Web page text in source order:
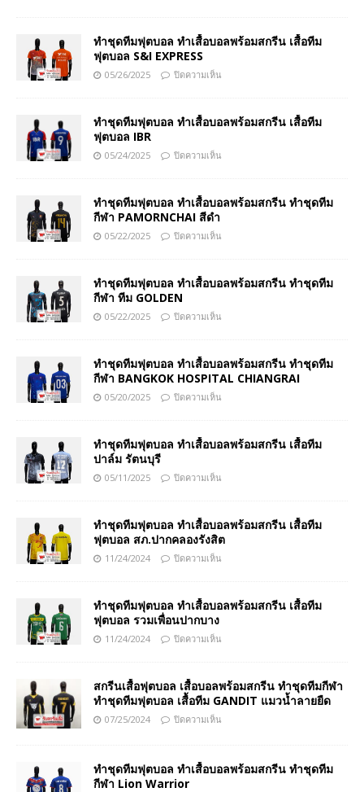
ทำชุดทีมฟุตบอล ทำเสื้อบอลพร้อมสกรีน เสื้อทีม
ฟุตบอล S&I EXPRESS
05/26/2025 ปิดความเห็น
ทำชุดทีมฟุตบอล ทำเสื้อบอลพร้อมสกรีน เสื้อทีม
ฟุตบอล IBR
05/24/2025 ปิดความเห็น
ทำชุดทีมฟุตบอล ทำเสื้อบอลพร้อมสกรีน ทำชุดทีม
กีฬา PAMORNCHAI สีดำ
05/22/2025 ปิดความเห็น
ทำชุดทีมฟุตบอล ทำเสื้อบอลพร้อมสกรีน ทำชุดทีม
กีฬา ทีม GOLDEN
05/22/2025 ปิดความเห็น
ทำชุดทีมฟุตบอล ทำเสื้อบอลพร้อมสกรีน ทำชุดทีม
กีฬา BANGKOK HOSPITAL CHIANGRAI
05/20/2025 ปิดความเห็น
ทำชุดทีมฟุตบอล ทำเสื้อบอลพร้อมสกรีน เสื้อทีม
ปาล์ม รัตนบุรี
05/11/2025 ปิดความเห็น
ทำชุดทีมฟุตบอล ทำเสื้อบอลพร้อมสกรีน เสื้อทีม
ฟุตบอล สภ.ปากคลองรังสิต
11/24/2024 ปิดความเห็น
ทำชุดทีมฟุตบอล ทำเสื้อบอลพร้อมสกรีน เสื้อทีม
ฟุตบอล รวมเพื่อนปากบาง
11/24/2024 ปิดความเห็น
สกรีนเสื้อฟุตบอล เสื้อบอลพร้อมสกรีน ทำชุดทีมกีฬา
ทำชุดทีมฟุตบอล เสื้อทีม GANDIT แมวน้ำลายยืด
07/25/2024 ปิดความเห็น
ทำชุดทีมฟุตบอล ทำเสื้อบอลพร้อมสกรีน ทำชุดทีม
กีฬา Lion Warrior